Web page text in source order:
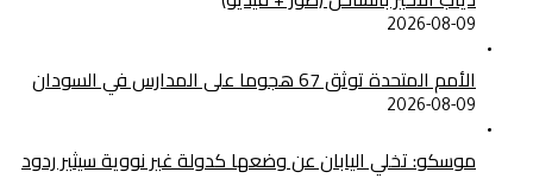
2026-08-09
الأمم المتحدة توثق 67 هجوما على المدارس في السودان
2026-08-09
موسكو: تخلي اليابان عن وضعها كدولة غير نووية سيثير ردود